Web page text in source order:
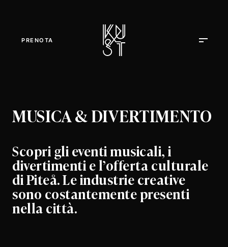
PRENOTA
MUSICA & DIVERTIMENTO
Scopri gli eventi musicali, i
divertimenti e l’offerta culturale
di Piteå. Le industrie creative
sono costantemente presenti
nella città.